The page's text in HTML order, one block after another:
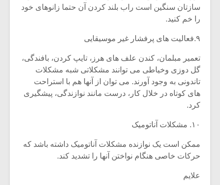
سازتان سنگین است راب بلند کردن آن حتما زانوهای خود
را خم کنید.
۹.فعالیت های پرفشار غیر موسیقایی
تعمیر مبلمان، کندن علف های هرز، تایپ کردن، بافندگی،
گل دوزی وخیاطی می توانند مشکلاتی شبه مشکلات
تاندونی به وجود آورند. می توان از آنها هم با استراحت
های کوتاه در خلال کار، درست مانند نوازندگی، پیشگیری
کرد.
۱۰. مشکلات آناتومیک
ممکن است یک نوازنده مشکلات آناتومیک داشته باشد که
حرکات خاصی هنگام نواختن آنها را تشدید کند.
علایم